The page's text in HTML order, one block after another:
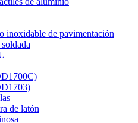
inoxidable de pavimentación
de latón